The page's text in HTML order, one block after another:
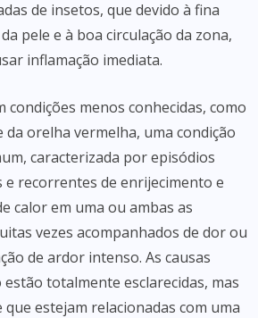
de insetos, que devido à fina
pele e à boa circulação da zona,
inflamação imediata.
condições menos conhecidas, como
da orelha vermelha, uma condição
caracterizada por episódios
recorrentes de enrijecimento e
calor em uma ou ambas as
vezes acompanhados de dor ou
de ardor intenso. As causas
estão totalmente esclarecidas, mas
que estejam relacionadas com uma